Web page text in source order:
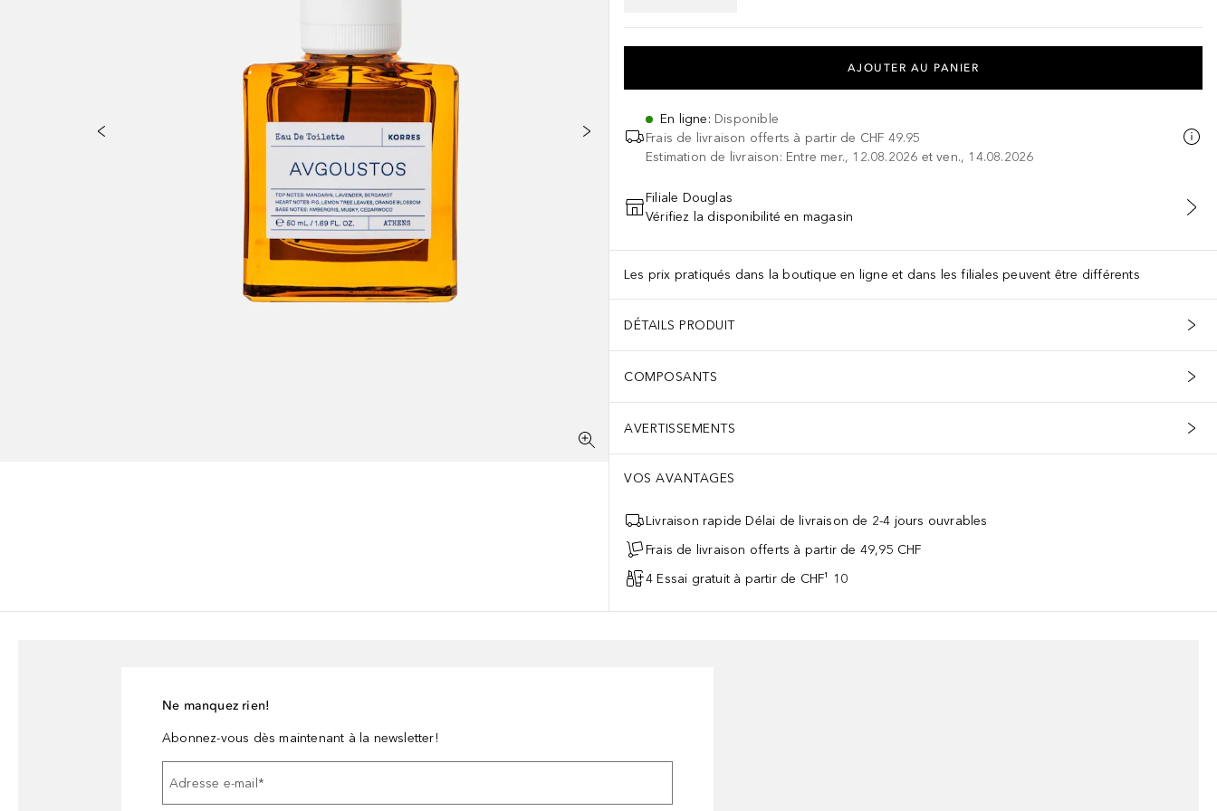
AJOUTER AU PANIER
En ligne: Disponible
Frais de livraison offerts à partir de CHF 49.95
Estimation de livraison: Entre mer., 12.08.2026 et ven., 14.08.2026
Filiale Douglas
Vérifiez la disponibilité en magasin
Les prix pratiqués dans la boutique en ligne et dans les filiales peuvent être différents
DÉTAILS PRODUIT
COMPOSANTS
AVERTISSEMENTS
VOS AVANTAGES
Livraison rapide Délai de livraison de 2-4 jours ouvrables
Frais de livraison offerts à partir de 49,95 CHF
4 Essai gratuit à partir de CHF¹ 10
Ne manquez rien!
Abonnez-vous dès maintenant à la newsletter!
Adresse e-mail *